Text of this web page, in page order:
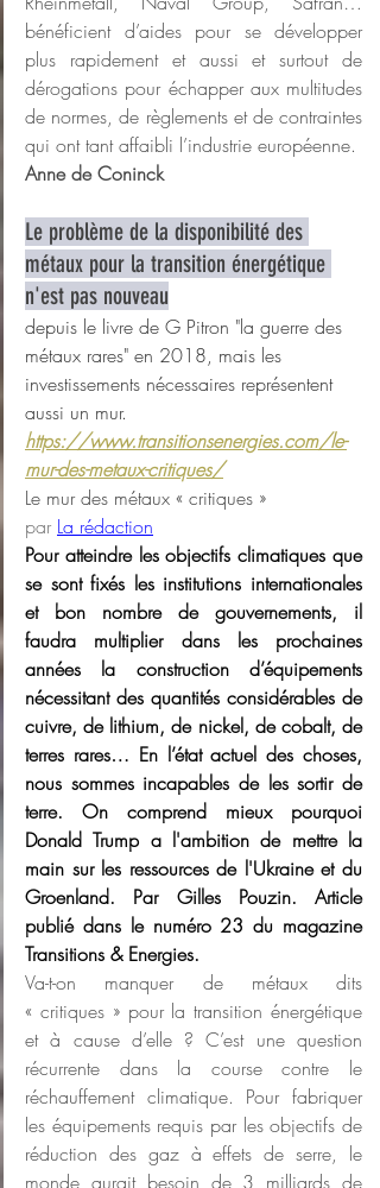
bénéficient d’aides pour se développer
plus rapidement et aussi et surtout de
dérogations pour échapper aux multitudes
de normes, de règlements et de contraintes
qui ont tant affaibli l’industrie européenne.
Anne de Coninck
Le problème de la disponibilité des
métaux pour la transition énergétique
n'est pas nouveau
depuis le livre de G Pitron "la guerre des
métaux rares" en 2018, mais les
investissements nécessaires représentent
aussi un mur.
https://www.transitionsenergies.com/le-
mur-des-metaux-critiques/
Le mur des métaux « critiques »
par La rédaction
Pour atteindre les objectifs climatiques que
se sont fixés les institutions internationales
et bon nombre de gouvernements, il
faudra multiplier dans les prochaines
années la construction d’équipements
nécessitant des quantités considérables de
cuivre, de lithium, de nickel, de cobalt, de
terres rares… En l’état actuel des choses,
nous sommes incapables de les sortir de
terre. On comprend mieux pourquoi
Donald Trump a l'ambition de mettre la
main sur les ressources de l'Ukraine et du
Groenland. Par Gilles Pouzin. Article
publié dans le numéro 23 du magazine
Transitions & Energies.
Va-t-on manquer de métaux dits
« critiques » pour la transition énergétique
et à cause d’elle ? C’est une question
récurrente dans la course contre le
réchauffement climatique. Pour fabriquer
les équipements requis par les objectifs de
réduction des gaz à effets de serre, le
monde aurait besoin de 3 milliards de